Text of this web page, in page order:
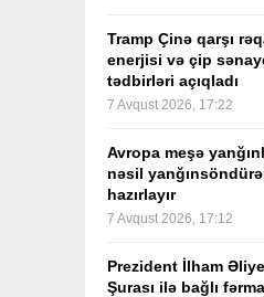
Tramp Çinə qarşı
enerjisi və çip
tədbirləri açıqladı
7 Avqust 2026, 17:22
Avropa meşə
nəsil
hazırlayır
7 Avqust 2026, 17:12
Prezident İlham
Şurası ilə bağlı